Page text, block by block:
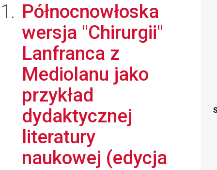
Północnowłoska
wersja "Chirurgii"
Lanfranca z
Mediolanu jako
przykład
dydaktycznej
literatury
naukowej (edycja